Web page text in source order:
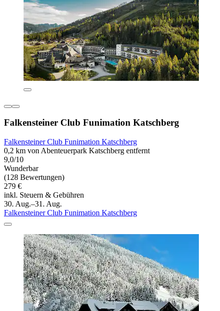
Falkensteiner Club Funimation Katschberg
Falkensteiner Club Funimation Katschberg
0,2 km von Abenteuerpark Katschberg entfernt
9,0/10
Wunderbar
(128 Bewertungen)
279 €
inkl. Steuern & Gebühren
30. Aug.–31. Aug.
Falkensteiner Club Funimation Katschberg